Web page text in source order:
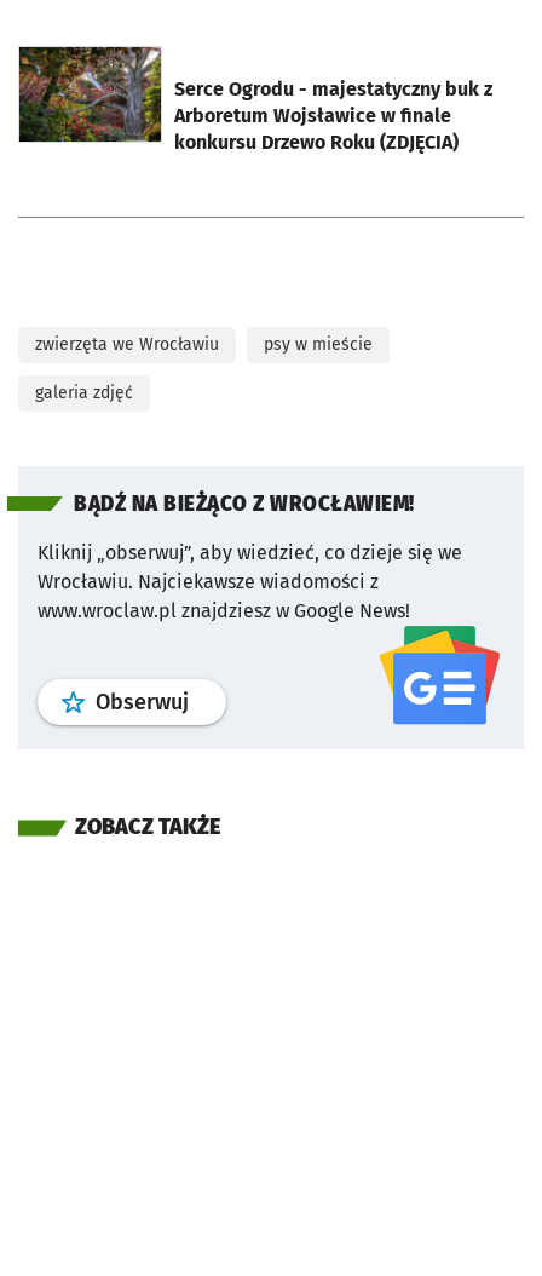
Serce Ogrodu - majestatyczny buk z
Arboretum Wojsławice w finale
konkursu Drzewo Roku (ZDJĘCIA)
otworzy się w nowej karcie
zwierzęta we Wrocławiu psy w mieście
galeria zdjęć
BĄDŹ NA BIEŻĄCO Z WROCŁAWIEM!
Kliknij „obserwuj”, aby wiedzieć, co dzieje się we
Wrocławiu. Najciekawsze wiadomości z
www.wroclaw.pl znajdziesz w Google News!
Obserwuj profil serwisu
ZOBACZ TAKŻE